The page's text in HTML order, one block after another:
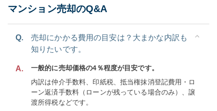
マンション売却のQ&A
Q.
売却にかかる費用の目安は？大まかな内訳も
知りたいです。
A.
一般的に売却価格の4％程度が目安です。
内訳は仲介手数料、印紙税、抵当権抹消登記費用・ロ
ーン返済手数料（ローンが残っている場合のみ）、譲
渡所得税などです。